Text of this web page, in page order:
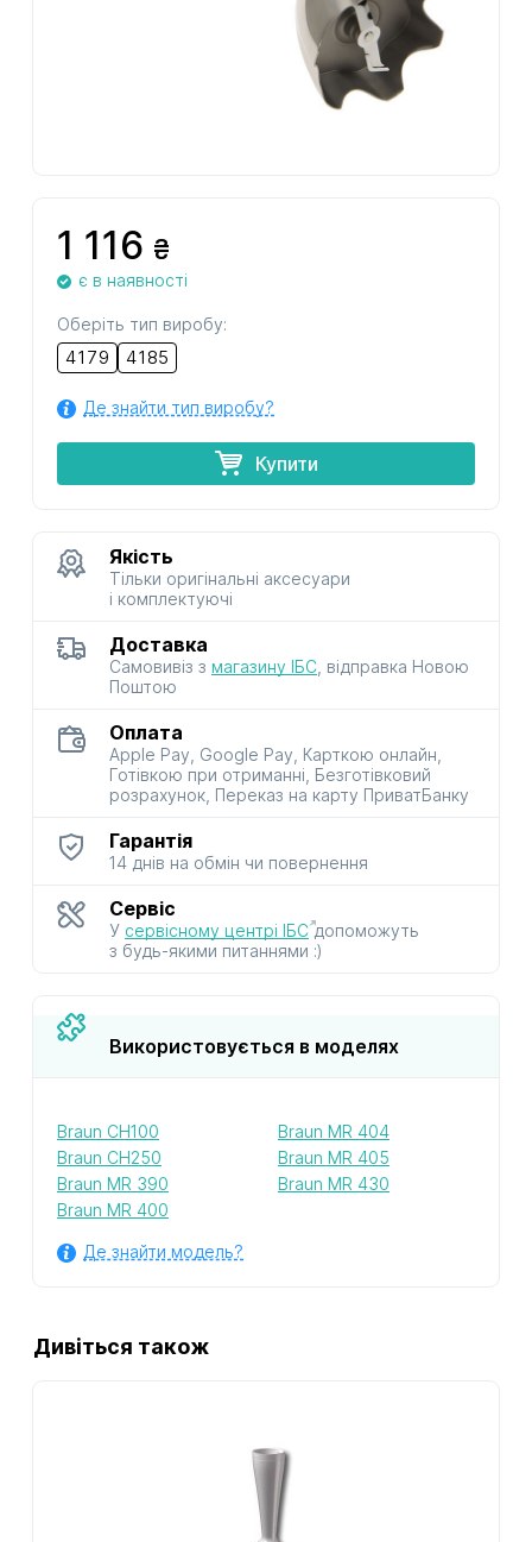
1 116 ₴
є в наявності
Оберіть тип виробу:
4179 4185
Де знайти тип виробу?
Купити
Якість
Тільки оригінальні аксесуари
і комплектуючі
Доставка
Самовивіз з магазину ІБС , відправка Новою
Поштою
Оплата
Apple Pay, Google Pay, Карткою онлайн,
Готівкою при отриманні, Безготівковий
розрахунок, Переказ на карту ПриватБанку
Гарантія
14 днів на обмін чи повернення
Сервіс
У сервісному центрі ІБСдопоможуть
з будь-якими питаннями :)
Використовується в моделях
Braun CH100
Braun CH250
Braun MR 390
Braun MR 400
Braun MR 404
Braun MR 405
Braun MR 430
Де знайти модель?
Дивіться також